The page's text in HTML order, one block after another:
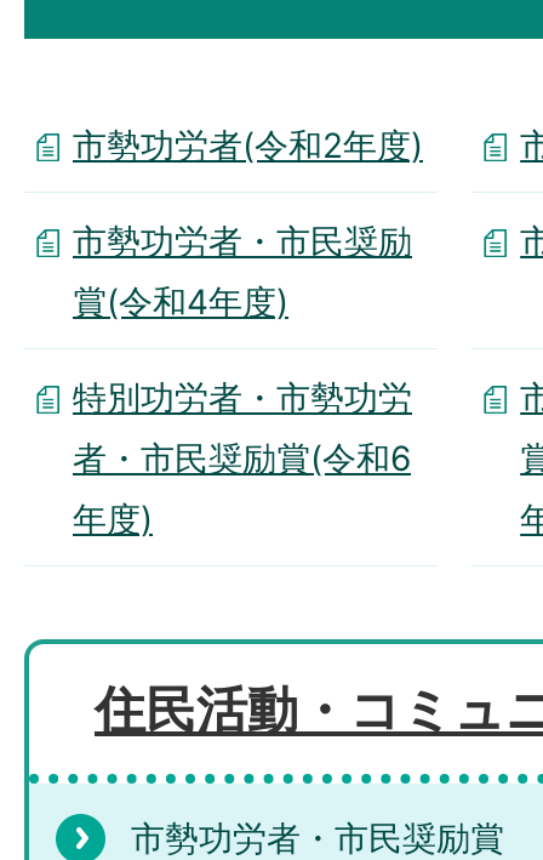
市勢功労者(令和2年度)
市勢功労者・市民奨励
賞(令和4年度)
特別功労者・市勢功労
者・市民奨励賞(令和6
年度)
住民活動・コミュ
市勢功労者・市民奨励賞